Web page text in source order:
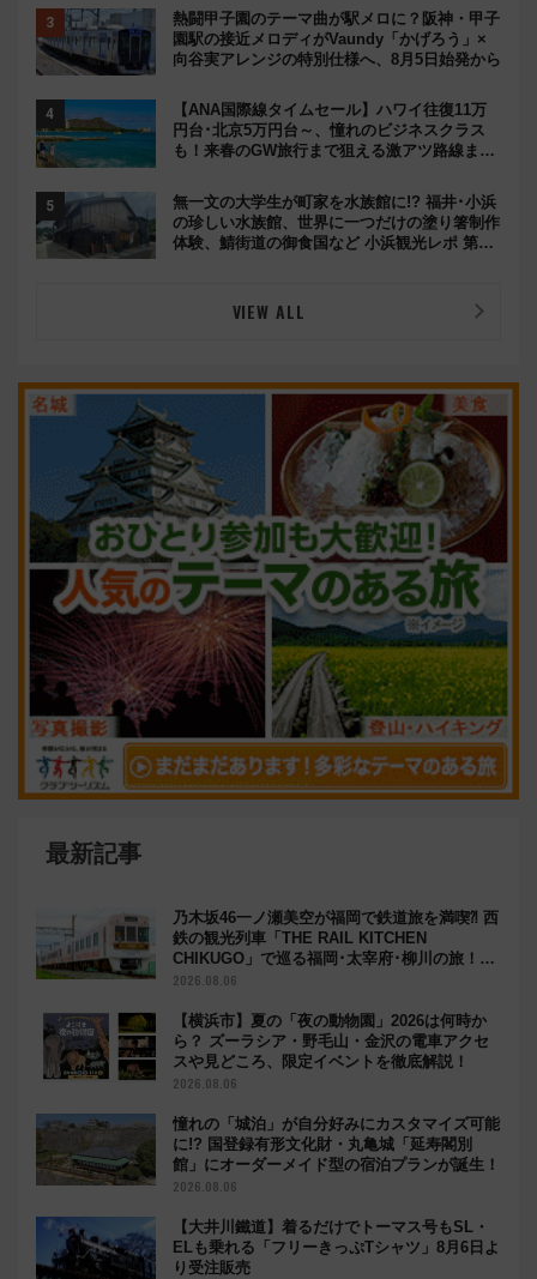
熱闘甲子園のテーマ曲が駅メロに？阪神・甲子
園駅の接近メロディがVaundy「かげろう」×
向谷実アレンジの特別仕様へ、8月5日始発から
【ANA国際線タイムセール】ハワイ往復11万
円台･北京5万円台～、憧れのビジネスクラス
も！来春のGW旅行まで狙える激アツ路線まと
無一文の大学生が町家を水族館に!? 福井･小浜
の珍しい水族館、世界に一つだけの塗り箸制作
体験、鯖街道の御食国など 小浜観光レポ 第2
VIEW ALL
最新記事
乃木坂46一ノ瀬美空が福岡で鉄道旅を満喫⁈ 西
鉄の観光列車「THE RAIL KITCHEN
CHIKUGO」で巡る福岡･太宰府･柳川の旅！
YouTubeが公開に
2026.08.06
【横浜市】夏の「夜の動物園」2026は何時か
ら？ ズーラシア・野毛山・金沢の電車アクセ
スや見どころ、限定イベントを徹底解説！
2026.08.06
憧れの「城泊」が自分好みにカスタマイズ可能
に!? 国登録有形文化財・丸亀城「延寿閣別
館」にオーダーメイド型の宿泊プランが誕生！
2026.08.06
【大井川鐵道】着るだけでトーマス号もSL・
ELも乗れる「フリーきっぷTシャツ」8月6日よ
り受注販売